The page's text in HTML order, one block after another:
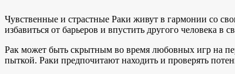
Чувственные и страстные Раки живут в гармонии со
избавиться от барьеров и впустить другого человека в
Рак может быть скрытным во время любовных игр на
пыткой. Раки предпочитают находить и проверять